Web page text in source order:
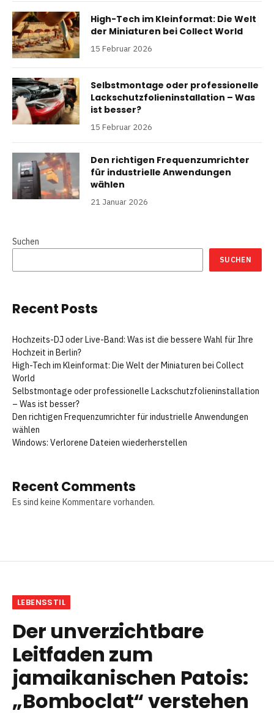
High-Tech im Kleinformat: Die Welt
der Miniaturen bei Collect World
15 Februar 2026
Selbstmontage oder professionelle
Lackschutzfolieninstallation – Was
ist besser?
15 Februar 2026
Den richtigen Frequenzumrichter
für industrielle Anwendungen
wählen
21 Januar 2026
Suchen
SUCHEN
Recent Posts
Hochzeits-DJ oder Live-Band: Was ist die bessere Wahl für Ihre
Hochzeit in Berlin?
High-Tech im Kleinformat: Die Welt der Miniaturen bei Collect
World
Selbstmontage oder professionelle Lackschutzfolieninstallation
– Was ist besser?
Den richtigen Frequenzumrichter für industrielle Anwendungen
wählen
Windows: Verlorene Dateien wiederherstellen
Recent Comments
Es sind keine Kommentare vorhanden.
LEBENSSTIL
Der unverzichtbare
Leitfaden zum
jamaikanischen Patois:
„Bomboclat“ verstehen